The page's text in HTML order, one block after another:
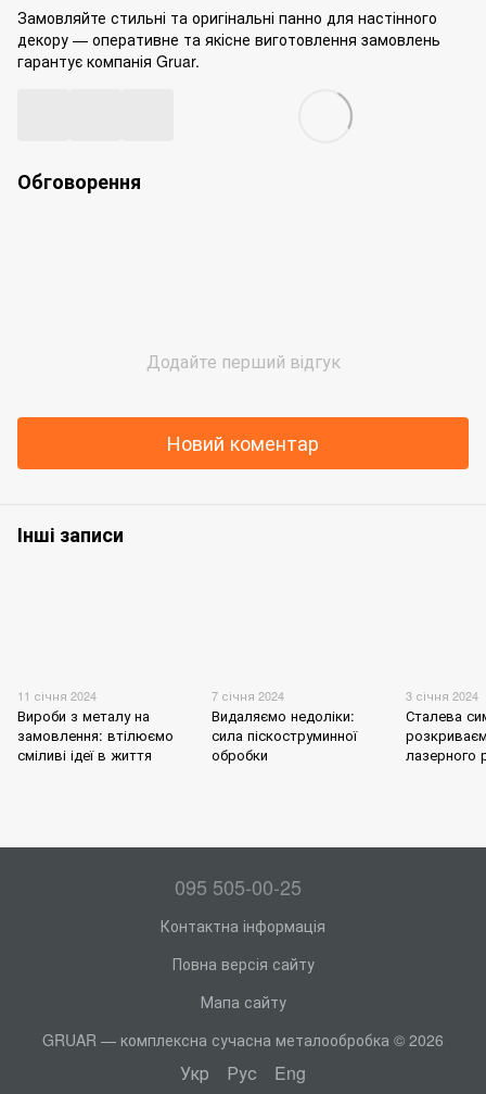
Замовляйте стильні та оригінальні панно для настінного
декору — оперативне та якісне виготовлення замовлень
гарантує компанія Gruar.
Обговорення
Додайте перший відгук
Новий коментар
Інші записи
11 січня 2024
Вироби з металу на
замовлення: втілюємо
сміливі ідеї в життя
7 січня 2024
Видаляємо недоліки:
сила піскоструминної
обробки
3 січня 2024
Сталева
лазерного
095 505-00-25
Контактна інформація
Повна версія сайту
Мапа сайту
GRUAR — комплексна сучасна металообробка © 2026
Укр Рус Eng